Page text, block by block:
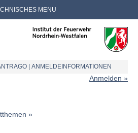
MENU
ANMELDEINFORMATIONEN
Anmelden